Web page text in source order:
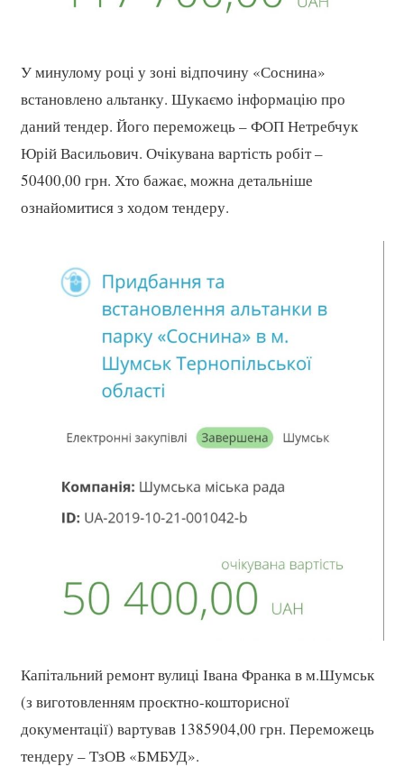
У минулому році у зоні відпочину «Соснина»
встановлено альтанку. Шукаємо інформацію про
даний тендер. Його переможець – ФОП Нетребчук
Юрій Васильович. Очікувана вартість робіт –
50400,00 грн. Хто бажає, можна детальніше
ознайомитися з ходом тендеру.
Капітальний ремонт вулиці Івана Франка в м.Шумськ
(з виготовленням проєктно-кошторисної
документації) вартував 1385904,00 грн. Переможець
тендеру – ТзОВ «БМБУД».